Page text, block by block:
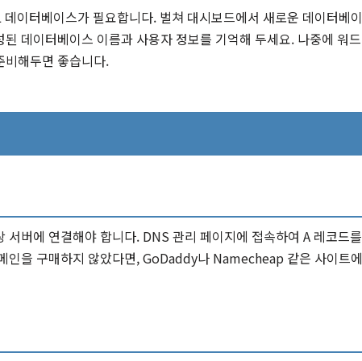
이터베이스가 필요합니다. 벌쳐 대시보드에서 새로운 데이터베이
데이터베이스 이름과 사용자 정보를 기억해 두세요. 나중에 워드
해두면 좋습니다.
버에 연결해야 합니다. DNS 관리 페이지에 접속하여 A 레코드를
인을 구매하지 않았다면, GoDaddy나 Namecheap 같은 사이트에